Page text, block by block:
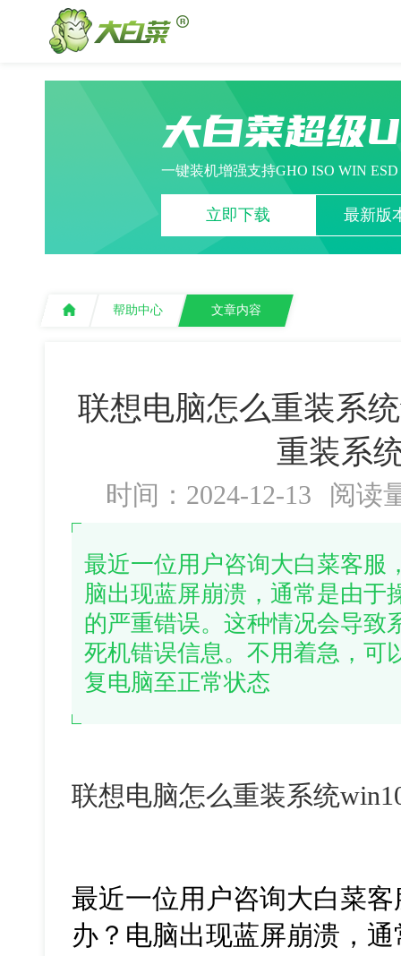
大白菜超级
一键装机增强支持GHO ISO WIN
立即下载 最新版
帮助中心 文章内容
联想电脑怎么重装系
重装系
时间：2024-12-13 阅读
最近一位用户咨询大白菜客服
脑出现蓝屏崩溃，通常是由于
的严重错误。这种情况会导致
死机错误信息。不用着急，可
复电脑至正常状态
联想电脑怎么重装系统
最近一位用户咨询大白菜
办？电脑出现蓝屏崩溃，